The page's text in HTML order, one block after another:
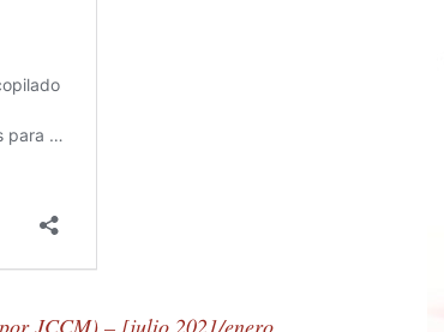
JCCM) – [julio 2021/enero